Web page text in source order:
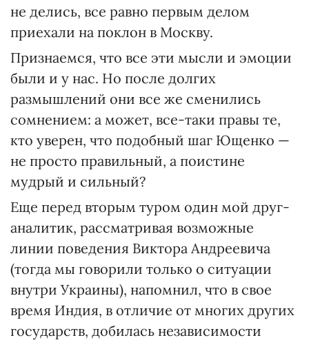
не делись, все равно первым делом
приехали на поклон в Москву.
Признаемся, что все эти мысли и эмоции
были и у нас. Но после долгих
размышлений они все же сменились
сомнением: а может, все-таки правы те,
кто уверен, что подобный шаг Ющенко —
не просто правильный, а поистине
мудрый и сильный?
Еще перед вторым туром один мой друг-
аналитик, рассматривая возможные
линии поведения Виктора Андреевича
(тогда мы говорили только о ситуации
внутри Украины), напомнил, что в свое
время Индия, в отличие от многих других
государств, добилась независимости